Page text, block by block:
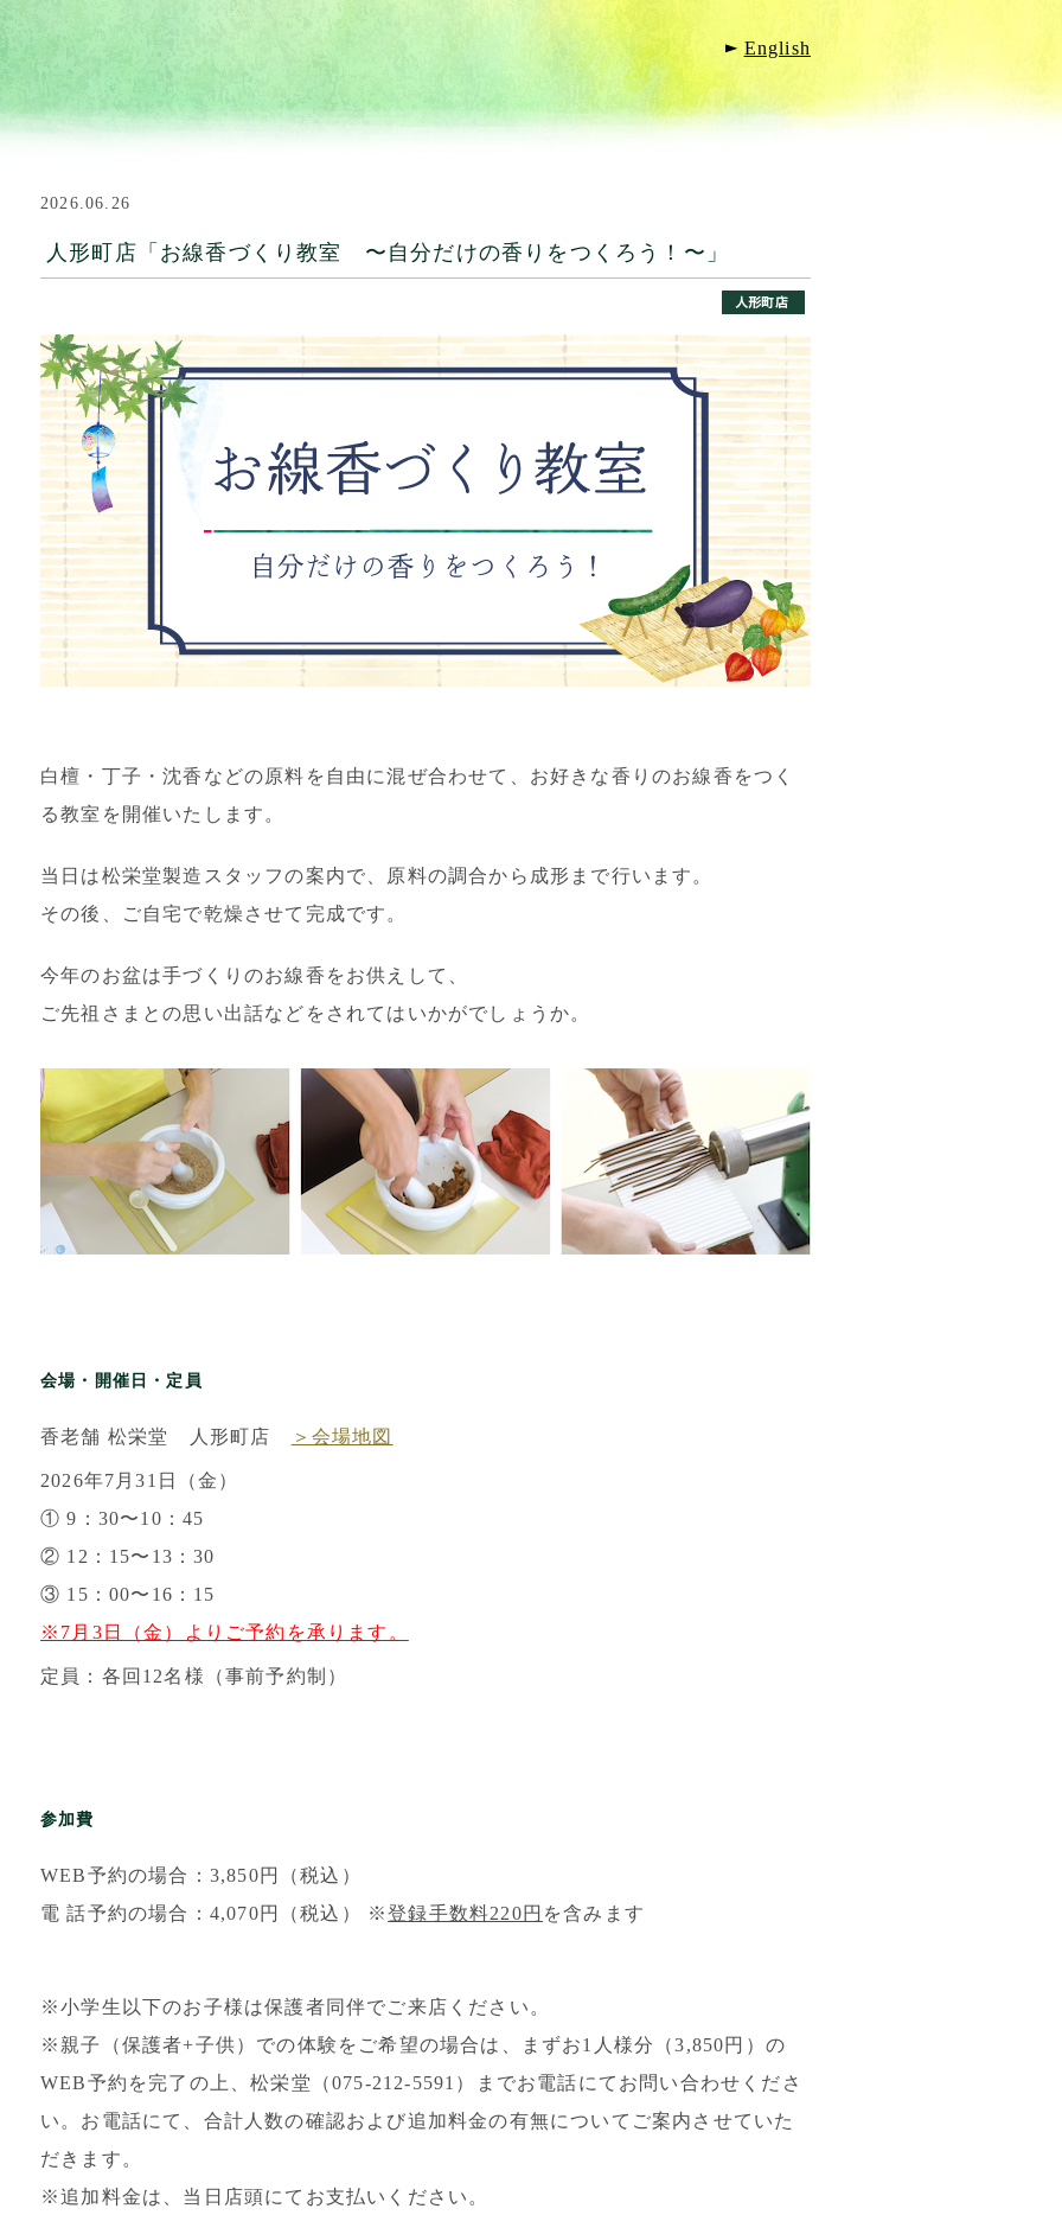
English
2026.06.26
人形町店「お線香づくり教室 〜自分だけの香りをつくろう！〜」
白檀・丁子・沈香などの原料を自由に混ぜ合わせて、お好きな香りのお線香をつく
る教室を開催いたします。
当日は松栄堂製造スタッフの案内で、原料の調合から成形まで行います。
その後、ご自宅で乾燥させて完成です。
今年のお盆は手づくりのお線香をお供えして、
ご先祖さまとの思い出話などをされてはいかがでしょうか。
会場・開催日・定員
香老舗 松栄堂 人形町店 ＞会場地図
2026年7月31日（金）
① 9：30〜10：45
② 12：15〜13：30
③ 15：00〜16：15
※7月3日（金）よりご予約を承ります。
定員：各回12名様（事前予約制）
参加費
WEB予約の場合：3,850円（税込）
電 話予約の場合：4,070円（税込） ※登録手数料220円 を含みます
※小学生以下のお子様は保護者同伴でご来店ください。
※親子（保護者+子供）での体験をご希望の場合は、まずお1人様分（3,850円）の
WEB予約を完了の上、松栄堂（075-212-5591）までお電話にてお問い合わせくださ
い。お電話にて、合計人数の確認および追加料金の有無についてご案内させていた
だきます。
※追加料金は、当日店頭にてお支払いください。